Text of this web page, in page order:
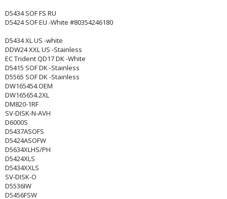
D5434 SOF FS RU
D5424 SOF EU -White #80354246180
D5434 XL US -white
DDW24 XXL US -Stainless
EC Trident QD17 DK -White
D5415 SOF DK -Stainless
D5565 SOF DK -Stainless
DW165454.OEM
DW165654.2XL
DM820-1RF
SV-DISK-N-AVH
D6000S
D5437ASOFS
D5424ASOFW
D5634XLHS/PH
D5424XLS
D5434XXLS
SV-DISK-O
D5536IW
D5456FSW